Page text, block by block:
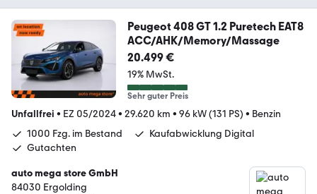
Peugeot 408 GT 1.2 Puretech EAT8
ACC/AHK/Memory/Massage
20.499 €
19% MwSt.
Sehr guter Preis
Unfallfrei • EZ 05/2024• 29.620 km • 96 kW (131 PS) • Benzin
1000 Fzg. im Bestand
Kaufabwicklung Digital
Gutachten
auto mega store GmbH
84030 Ergolding